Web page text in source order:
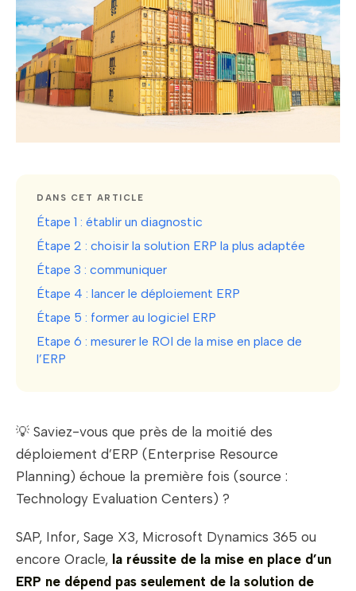
DANS CET ARTICLE
Étape 1 : établir un diagnostic
Étape 2 : choisir la solution ERP la plus adaptée
Étape 3 : communiquer
Étape 4 : lancer le déploiement ERP
Étape 5 : former au logiciel ERP
Etape 6 : mesurer le ROI de la mise en place de
l’ERP
💡 Saviez-vous que près de la moitié des
déploiement d’ERP (Enterprise Resource
Planning) échoue la première fois (source :
Technology Evaluation Centers) ?
SAP, Infor, Sage X3, Microsoft Dynamics 365 ou
encore Oracle, la réussite de la mise en place d’un
ERP ne dépend pas seulement de la solution de